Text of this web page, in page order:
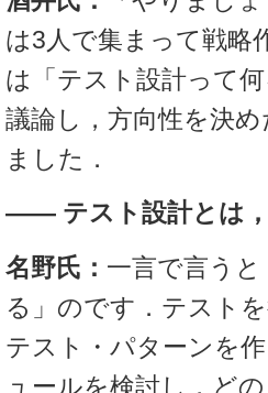
は3人で集まって戦略
は「テスト設計って
議論し，方向性を決
ました．
―― テスト設計とは
名野氏： 一言で言う
る」のです．テスト
テスト・パターンを
ュールを検討し，ど